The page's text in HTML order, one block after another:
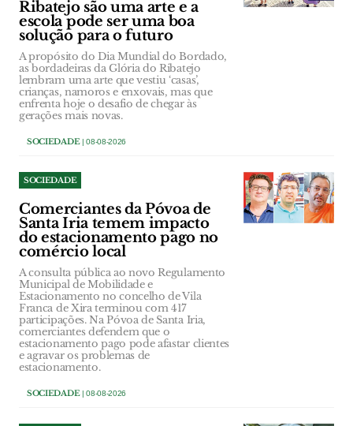
Ribatejo são uma arte e a
escola pode ser uma boa
solução para o futuro
A propósito do Dia Mundial do Bordado,
as bordadeiras da Glória do Ribatejo
lembram uma arte que vestiu ‘casas’,
crianças, namoros e enxovais, mas que
enfrenta hoje o desafio de chegar às
gerações mais novas.
SOCIEDADE| 08-08-2026
SOCIEDADE
Comerciantes da Póvoa de
Santa Iria temem impacto
do estacionamento pago no
comércio local
A consulta pública ao novo Regulamento
Municipal de Mobilidade e
Estacionamento no concelho de Vila
Franca de Xira terminou com 417
participações. Na Póvoa de Santa Iria,
comerciantes defendem que o
estacionamento pago pode afastar clientes
e agravar os problemas de
estacionamento.
SOCIEDADE| 08-08-2026